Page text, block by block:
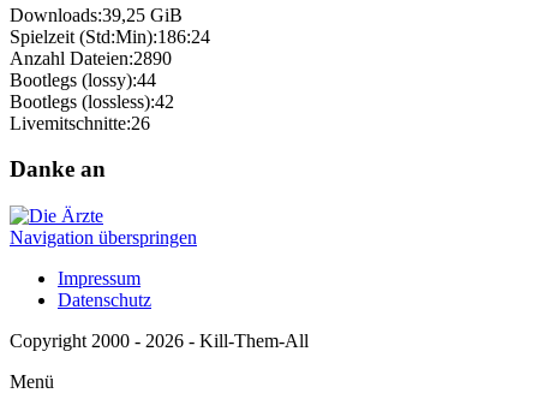
Downloads:39,25 GiB
Spielzeit (Std:Min):186:24
Anzahl Dateien:2890
Bootlegs (lossy):44
Bootlegs (lossless):42
Livemitschnitte:26
Danke an
Navigation überspringen
Impressum
Datenschutz
Copyright 2000 - 2026 - Kill-Them-All
Menü